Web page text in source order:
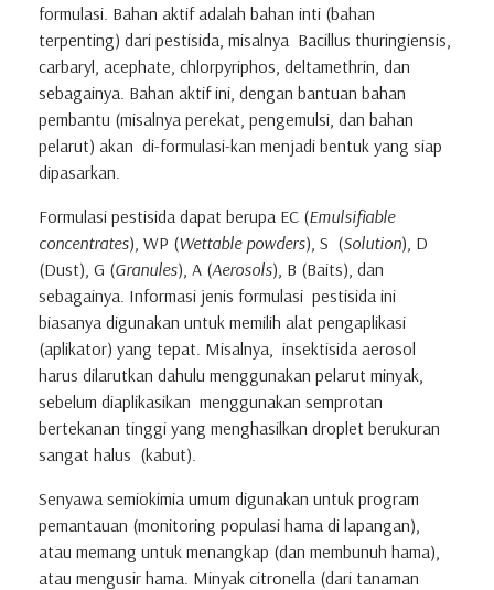
formulasi. Bahan aktif adalah bahan inti (bahan
terpenting) dari pestisida, misalnya Bacillus thuringiensis,
carbaryl, acephate, chlorpyriphos, deltamethrin, dan
sebagainya. Bahan aktif ini, dengan bantuan bahan
pembantu (misalnya perekat, pengemulsi, dan bahan
pelarut) akan di-formulasi-kan menjadi bentuk yang siap
dipasarkan.
Formulasi pestisida dapat berupa EC (Emulsifiable
concentrates), WP (Wettable powders), S (Solution), D
(Dust), G (Granules), A (Aerosols), B (Baits), dan
sebagainya. Informasi jenis formulasi pestisida ini
biasanya digunakan untuk memilih alat pengaplikasi
(aplikator) yang tepat. Misalnya, insektisida aerosol
harus dilarutkan dahulu menggunakan pelarut minyak,
sebelum diaplikasikan menggunakan semprotan
bertekanan tinggi yang menghasilkan droplet berukuran
sangat halus (kabut).
Senyawa semiokimia umum digunakan untuk program
pemantauan (monitoring populasi hama di lapangan),
atau memang untuk menangkap (dan membunuh hama),
atau mengusir hama. Minyak citronella (dari tanaman